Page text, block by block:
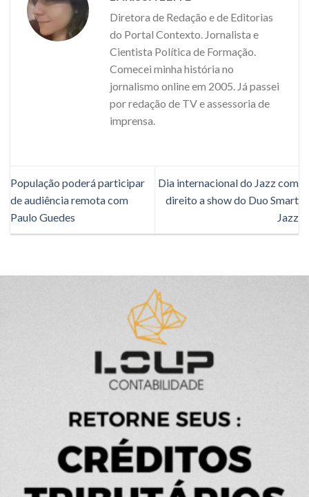
Diretora de Redação e de Editorias
do Portal Contexto. Jornalista e
Cientista Política de Formação.
Comecei minha história no
jornalismo online em 2005. Já passei
por redação de TV e assessoria de
imprensa.
População poderá participar
de audiência remota com
Paulo Guedes
Dia internacional do Jazz com
direito a show do Duo Smart
Jazz